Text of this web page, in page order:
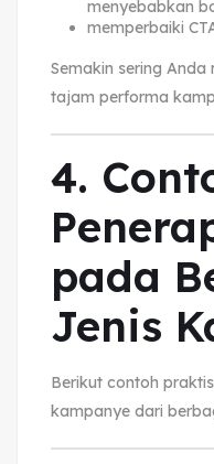
menyebabkan
memperbaiki
Semakin sering
tajam performa
4.
pada
Jenis
Berikut contoh
kampanye dari